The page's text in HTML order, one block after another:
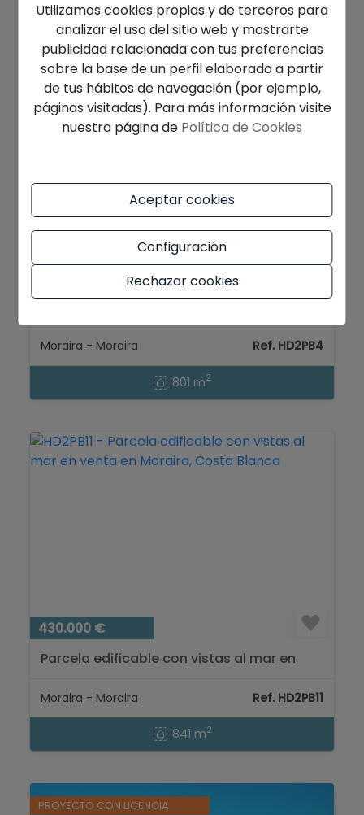
1.278 m2
VISTAS AL MAR
venta en Moraira, Costa Blanca...
Moraira - Moraira Ref. HD2PB4
801 m2
430.000 €
Parcela edificable con vistas al mar en
Moraira - Moraira Ref. HD2PB11
841 m2
PROYECTO CON LICENCIA
Utilizamos cookies propias y de terceros para
analizar el uso del sitio web y mostrarte
publicidad relacionada con tus preferencias
sobre la base de un perfil elaborado a partir
de tus hábitos de navegación (por ejemplo,
páginas visitadas). Para más información visite
nuestra página de Política de Cookies
Aceptar cookies
Configuración
Rechazar cookies